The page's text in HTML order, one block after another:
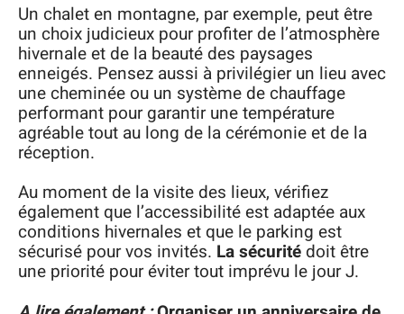
Un chalet en montagne, par exemple, peut être
un choix judicieux pour profiter de l’atmosphère
hivernale et de la beauté des paysages
enneigés. Pensez aussi à privilégier un lieu avec
une cheminée ou un système de chauffage
performant pour garantir une température
agréable tout au long de la cérémonie et de la
réception.
Au moment de la visite des lieux, vérifiez
également que l’accessibilité est adaptée aux
conditions hivernales et que le parking est
sécurisé pour vos invités. La sécurité doit être
une priorité pour éviter tout imprévu le jour J.